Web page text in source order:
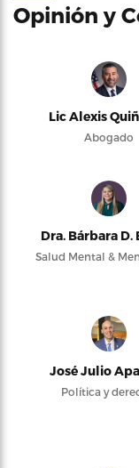
Opinión y
Lic Alexis
Abogado
Dra. Bárbara D.
Salud Mental &
José Julio
Política y